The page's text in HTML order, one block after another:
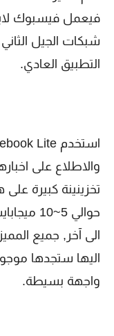
فيعمل فيسبوك
التطبيق العادي.
والاطلاع على
تخزينينة كبيرة
حوالي
الى آخر, جميع
اليها ستجدها
واجهة بسيطة.